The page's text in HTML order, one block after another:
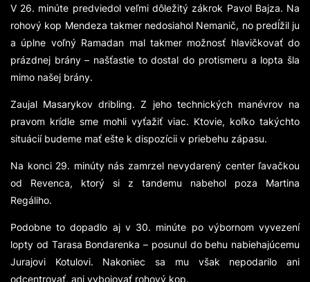
V 26. minúte predviedol veľmi dôležitý zákrok Pavol Bajza. Na
rohový kop Mendeza takmer nedosiahol Nemanič, no predĺžil ju
a úplne voľný Ramadan mal takmer možnosť hlavičkovať do
prázdnej brány – našťastie to dostal do protismeru a lopta šla
mimo našej brány.
Zaujal Masarykov dribling. Z jeho technických manévrov na
pravom krídle sme mohli vyťažiť viac. Ktovie, koľko takýchto
situácií budeme mať ešte k dispozícii v priebehu zápasu.
Na konci 29. minúty nás zamrzel nevydarený center ľavačkou
od Revenca, ktorý si z tandemu nabehol poza Martina
Regáliho.
Podobne to dopadlo aj v 30. minúte po výbornom vyvezení
lopty od Tarasa Bondarenka – posunul do behu nabiehajúcemu
Jurajovi Kotulovi. Nakoniec sa mu však nepodarilo ani
odcentrovať, ani vybojovať rohový kop.